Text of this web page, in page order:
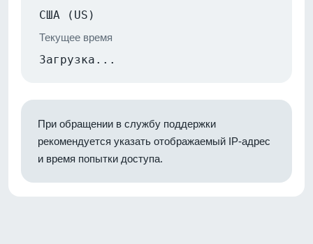
США (US)
Текущее время
Загрузка...
При обращении в службу поддержки
рекомендуется указать отображаемый IP-адрес
и время попытки доступа.